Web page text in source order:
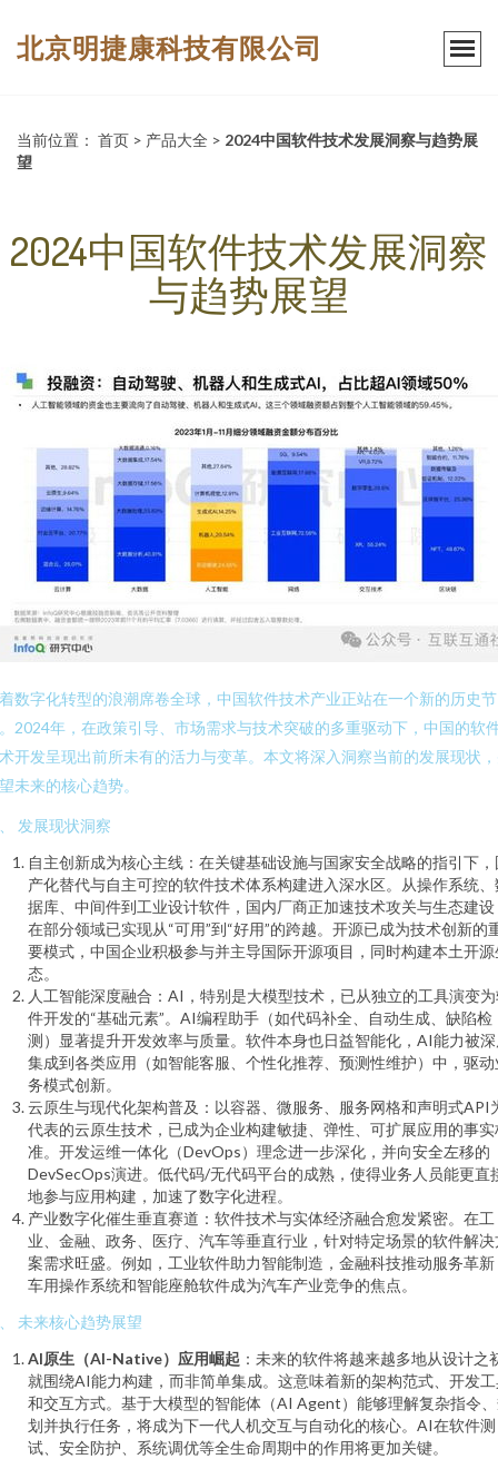
北京明捷康科技有限公司
当前位置： 首页 > 产品大全 > 2024中国软件技术发展洞察与趋势展
望
2024中国软件技术发展洞察
与趋势展望
数字化转型的浪潮席卷全球，中国软件技术产业正站在一个新的历史
2024年，在政策引导、市场需求与技术突破的多重驱动下，中国的软
开发呈现出前所未有的活力与变革。本文将深入洞察当前的发展现状
未来的核心趋势。
发展现状洞察
自主创新成为核心主线：在关键基础设施与国家安全战略的指引下，
产化替代与自主可控的软件技术体系构建进入深水区。从操作系统、
据库、中间件到工业设计软件，国内厂商正加速技术攻关与生态建设
在部分领域已实现从“可用”到“好用”的跨越。开源已成为技术创新的
要模式，中国企业积极参与并主导国际开源项目，同时构建本土开源
态。
人工智能深度融合：AI，特别是大模型技术，已从独立的工具演变
件开发的“基础元素”。AI编程助手（如代码补全、自动生成、缺陷检
测）显著提升开发效率与质量。软件本身也日益智能化，AI能力被
集成到各类应用（如智能客服、个性化推荐、预测性维护）中，驱动
务模式创新。
云原生与现代化架构普及：以容器、微服务、服务网格和声明式API
代表的云原生技术，已成为企业构建敏捷、弹性、可扩展应用的事实
准。开发运维一体化（DevOps）理念进一步深化，并向安全左移的
DevSecOps演进。低代码/无代码平台的成熟，使得业务人员能更直
地参与应用构建，加速了数字化进程。
产业数字化催生垂直赛道：软件技术与实体经济融合愈发紧密。在工
业、金融、政务、医疗、汽车等垂直行业，针对特定场景的软件解决
案需求旺盛。例如，工业软件助力智能制造，金融科技推动服务革新
车用操作系统和智能座舱软件成为汽车产业竞争的焦点。
未来核心趋势展望
AI原生（AI-Native）应用崛起 ：未来的软件将越来越多地从设计之
就围绕AI能力构建，而非简单集成。这意味着新的架构范式、开发
和交互方式。基于大模型的智能体（AI Agent）能够理解复杂指令
划并执行任务，将成为下一代人机交互与自动化的核心。AI在软件测
试、安全防护、系统调优等全生命周期中的作用将更加关键。